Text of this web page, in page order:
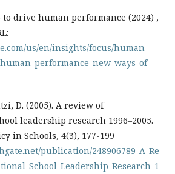
drive human performance (2024) ,
us/en/insights/focus/human-
performance-new-ways-of-
D. (2005). A review of
leadership research 1996–2005.
in Schools, 4(3), 177-199
publication/248906789_A_Re